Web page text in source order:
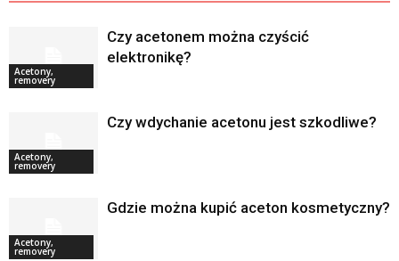
Acetony,
removery
Czy acetonem można czyścić
elektronikę?
Acetony,
removery
Czy wdychanie acetonu jest szkodliwe?
Acetony,
removery
Gdzie można kupić aceton kosmetyczny?